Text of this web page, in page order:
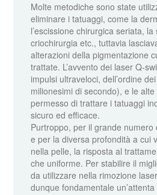
Molte metodiche sono state
eliminare i tatuaggi, come la
l’escissione chirurgica seriata,
criochirurgia etc., tuttavia
alterazioni della pigmentazione
trattate. L’avvento dei laser Q-
impulsi ultraveloci, dell’ordine
milionesimi di secondo), e le
permesso di trattare i tatuaggi
sicuro ed efficace.
Purtroppo, per il grande numero
e per la diversa profondità a cui
nella pelle, la risposta al
che uniforme. Per stabilire il
da utilizzare nella rimozione
dunque fondamentale